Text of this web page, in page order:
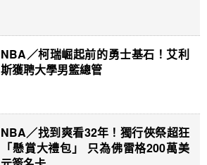
NBA／柯瑞崛起前的勇士基石！艾利
斯獲聘大學男籃總管
NBA／找到爽看32年！獨行俠祭超狂
「懸賞大禮包」 只為佛雷格200萬美